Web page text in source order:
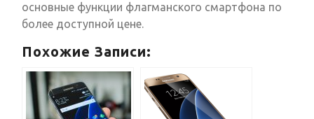
основные функции флагманского смартфона по
более доступной цене.
Похожие Записи: